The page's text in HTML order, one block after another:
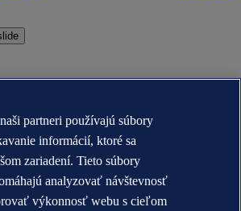
DNV
partneri používajú súbory
informácií, ktoré sa
zariadení. Tieto súbory
analyzovať návštevnosť
výkonnosť webu s cieľom